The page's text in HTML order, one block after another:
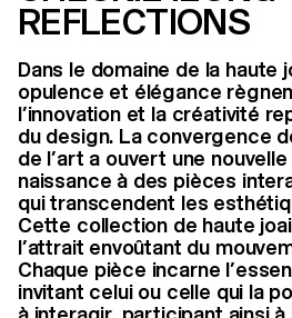
REFLECTIONS
Dans le domaine de la haute
opulence et élégance
l’innovation et la créativité
du design. La convergence
de l’art a ouvert une
naissance à des pièces
qui transcendent les
Cette collection de haute
l’attrait envoûtant du
Chaque pièce incarne
invitant celui ou celle qui la